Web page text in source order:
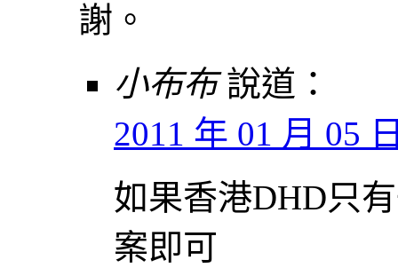
謝。
小布布 說道：
2011 年 01 月 05
如果香港DHD只
案即可